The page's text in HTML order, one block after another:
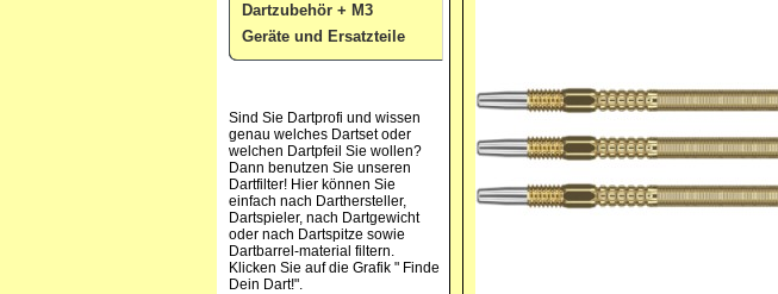
Dartzubehör + M3
Geräte und Ersatzteile
Sind Sie Dartprofi und wissen
genau welches Dartset oder
welchen Dartpfeil Sie wollen?
Dann benutzen Sie unseren
Dartfilter! Hier können Sie
einfach nach Darthersteller,
Dartspieler, nach Dartgewicht
oder nach Dartspitze sowie
Dartbarrel-material filtern.
Klicken Sie auf die Grafik " Finde
Dein Dart!".